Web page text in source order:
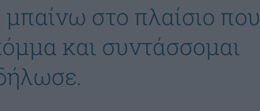
στο πλαίσιο που
και συντάσσομαι